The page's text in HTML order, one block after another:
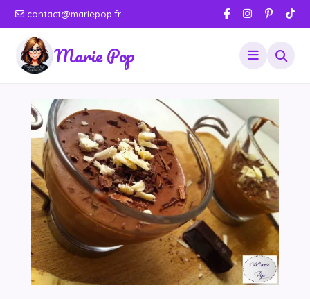
contact@mariepop.fr
Marie Pop